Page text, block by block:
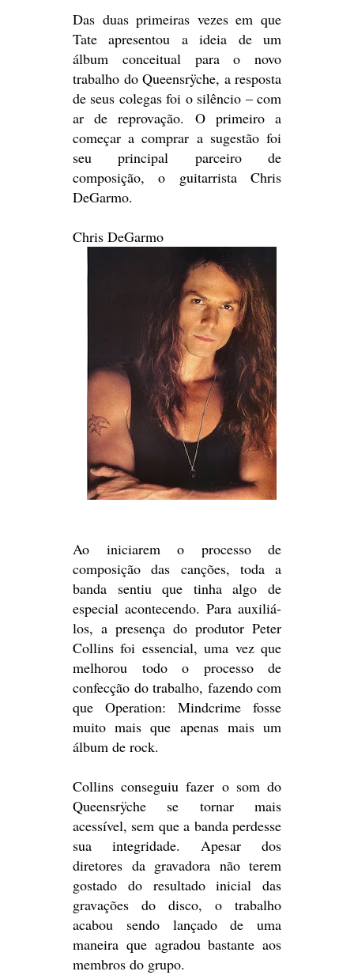
Das duas primeiras vezes em que
Tate apresentou a ideia de um
álbum conceitual para o novo
trabalho do Queensrÿche, a resposta
de seus colegas foi o silêncio – com
ar de reprovação. O primeiro a
começar a comprar a sugestão foi
seu principal parceiro de
composição, o guitarrista Chris
DeGarmo.
Chris DeGarmo
Ao iniciarem o processo de
composição das canções, toda a
banda sentiu que tinha algo de
especial acontecendo. Para auxiliá-
los, a presença do produtor Peter
Collins foi essencial, uma vez que
melhorou todo o processo de
confecção do trabalho, fazendo com
que Operation: Mindcrime fosse
muito mais que apenas mais um
álbum de rock.
Collins conseguiu fazer o som do
Queensrÿche se tornar mais
acessível, sem que a banda perdesse
sua integridade. Apesar dos
diretores da gravadora não terem
gostado do resultado inicial das
gravações do disco, o trabalho
acabou sendo lançado de uma
maneira que agradou bastante aos
membros do grupo.